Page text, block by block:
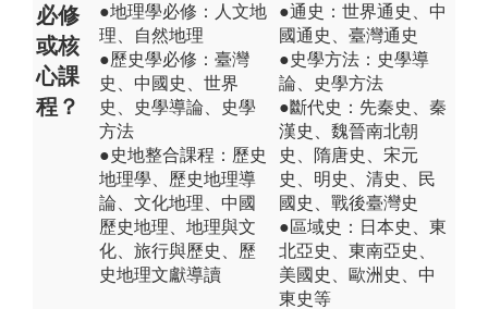
必修
或核
心課
程？
●地理學必修：人文地
理、自然地理
●歷史學必修：臺灣
史、中國史、世界
史、史學導論、史學
方法
●史地整合課程：歷史
地理學、歷史地理導
論、文化地理、中國
歷史地理、地理與文
化、旅行與歷史、歷
史地理文獻導讀
●通史：世界通史、中
國通史、臺灣通史
●史學方法：史學導
論、史學方法
●斷代史：先秦史、秦
漢史、魏晉南北朝
史、隋唐史、宋元
史、明史、清史、民
國史、戰後臺灣史
●區域史：日本史、東
北亞史、東南亞史、
美國史、歐洲史、中
東史等